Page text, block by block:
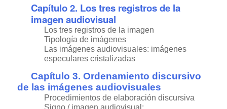
Capítulo 2. Los tres registros de la
imagen audiovisual
Los tres registros de la imagen
Tipología de imágenes
Las imágenes audiovisuales: imágenes
especulares cristalizadas
Capítulo 3. Ordenamiento discursivo
de las imágenes audiovisuales
Procedimientos de elaboración discursiva
Signo / imagen audiovisual: